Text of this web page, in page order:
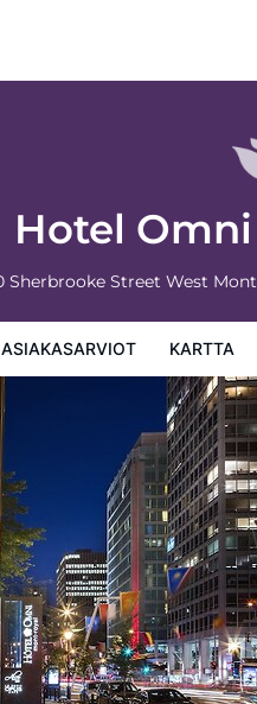
Hotel
Sherbrooke Street West
ASIAKASARVIOT KARTTA